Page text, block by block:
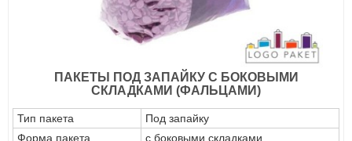
ПАКЕТЫ ПОД ЗАПАЙКУ С БОКОВЫМИ
СКЛАДКАМИ (ФАЛЬЦАМИ)
Тип пакета
Под запайку
Форма пакета
с боковыми складками